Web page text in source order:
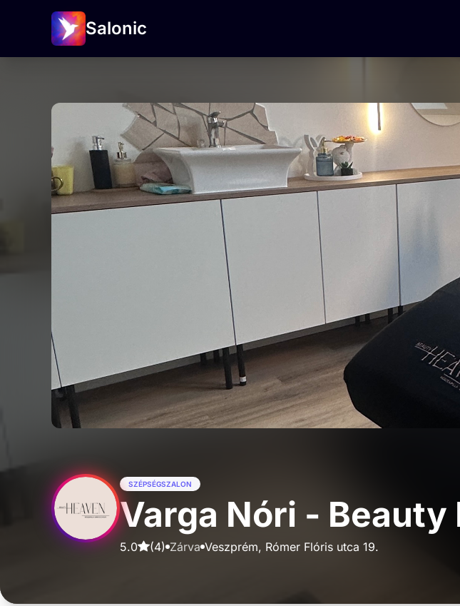
Salonic
SZÉPSÉGSZALON
Varga Nóri -
5.0 (4) Zárva Veszprém, Rómer Flóris utca 19.